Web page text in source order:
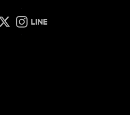
マネイロ公式 Xアカウント
マネイロ公式 Instagramアカウ
マネイロ公式 LINEアカウ